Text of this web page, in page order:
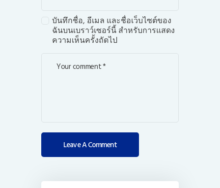
บันทึกชื่อ, อีเมล และชื่อเว็บไซต์ของ
ฉันบนเบราว์เซอร์นี้ สำหรับการแสดง
ความเห็นครั้งถัดไป